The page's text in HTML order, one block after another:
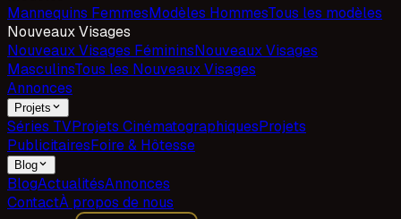
Mannequins FemmesModèles HommesTous les modèles
Nouveaux Visages
Nouveaux Visages FémininsNouveaux Visages
MasculinsTous les Nouveaux Visages
Annonces
Projets
Séries TVProjets CinématographiquesProjets
PublicitairesFoire & Hôtesse
Blog
BlogActualitésAnnonces
ContactÀ propos de nous